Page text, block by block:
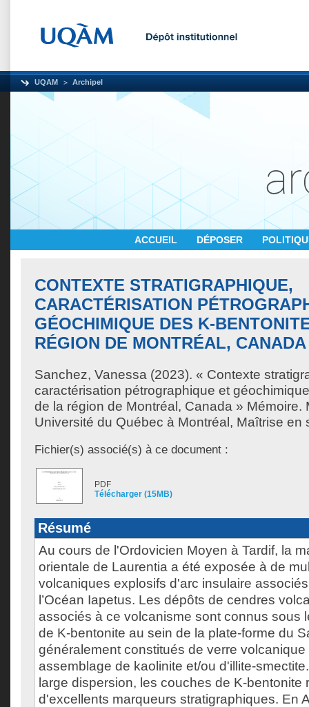
UQAM Archipel
ACCUEIL DÉPOSER
CONTEXTE STRATIGRAPHIQUE,
CARACTÉRISATION
GÉOCHIMIQUE DES K-
RÉGION DE MONTRÉAL, CANADA
Sanchez, Vanessa (2023). « Contexte
caractérisation pétrographique et
de la région de Montréal, Canada » Mémoire.
Université du Québec à Montréal, Maîtrise en
Fichier(s) associé(s) à ce document :
PDF
Télécharger (15MB)
Résumé
Au cours de l'Ordovicien Moyen à Tardif, la
orientale de Laurentia a été exposée à de
volcaniques explosifs d'arc insulaire
l’Océan Iapetus. Les dépôts de cendres
associés à ce volcanisme sont connus sous
de K-bentonite au sein de la plate-forme du
généralement constitués de verre
assemblage de kaolinite et/ou d'illite-
large dispersion, les couches de K-bentonite
d'excellents marqueurs stratigraphiques. En